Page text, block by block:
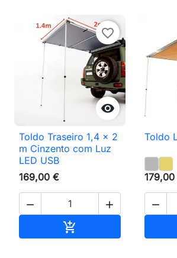

favorite_border
Toldo Traseiro 1,4 x 2
m Cinzento com Luz
LED USB
169,00 €
 

Toldo
